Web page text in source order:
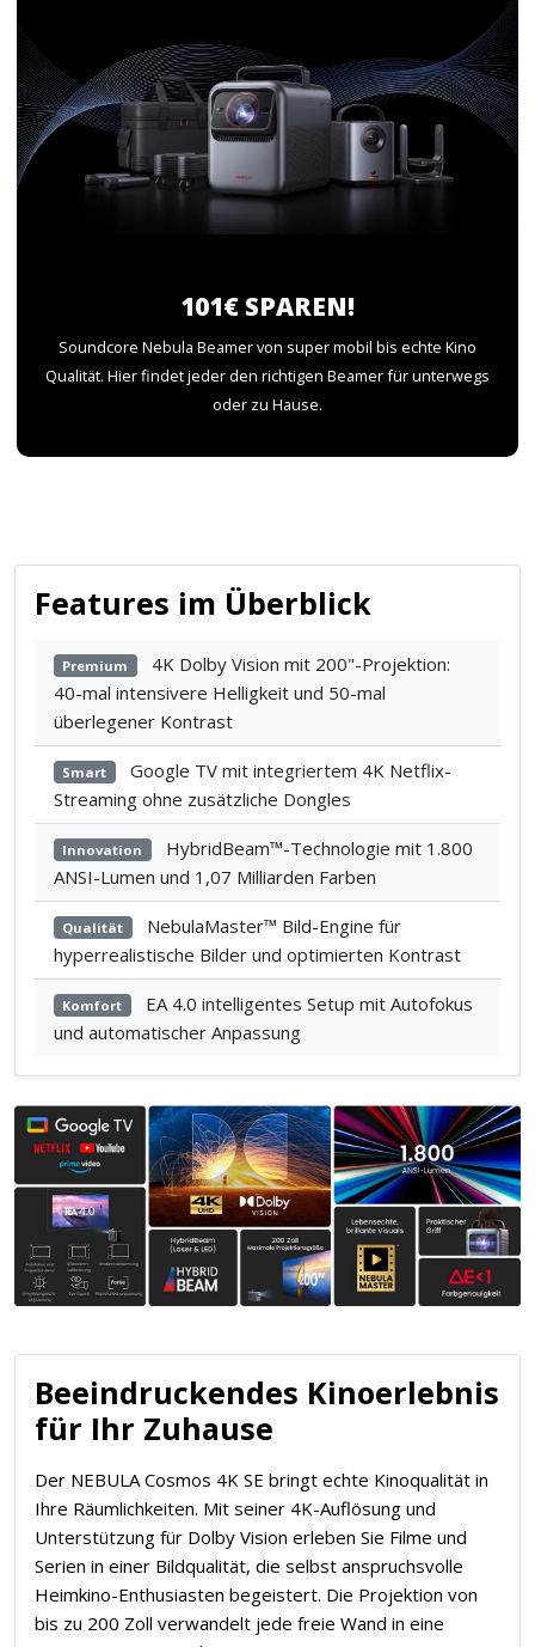
101€ SPAREN!
Soundcore Nebula Beamer von super mobil bis echte Kino
Qualität. Hier findet jeder den richtigen Beamer für unterwegs
oder zu Hause.
Features im Überblick
Premium
4K Dolby Vision mit 200"-Projektion:
40-mal intensivere Helligkeit und 50-mal
überlegener Kontrast
Smart
Google TV mit integriertem 4K Netflix-
Streaming ohne zusätzliche Dongles
Innovation
HybridBeam™-Technologie mit 1.800
ANSI-Lumen und 1,07 Milliarden Farben
Qualität
NebulaMaster™ Bild-Engine für
hyperrealistische Bilder und optimierten Kontrast
Komfort
EA 4.0 intelligentes Setup mit Autofokus
und automatischer Anpassung
Beeindruckendes Kinoerlebnis
für Ihr Zuhause
Der NEBULA Cosmos 4K SE bringt echte Kinoqualität in
Ihre Räumlichkeiten. Mit seiner 4K-Auflösung und
Unterstützung für Dolby Vision erleben Sie Filme und
Serien in einer Bildqualität, die selbst anspruchsvolle
Heimkino-Enthusiasten begeistert. Die Projektion von
bis zu 200 Zoll verwandelt jede freie Wand in eine